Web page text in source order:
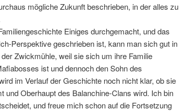
mögliche Zukunft beschrieben, in der alles zu
Einiges durchgemacht, und das
Perspektive geschrieben ist, kann man sich gut in
Zwickmühle, weil sie sich um ihre Familie
ist und dennoch den Sohn des
im Verlauf der Geschichte noch nicht klar, ob sie
und Oberhaupt des Balanchine-Clans wird. Ich bin
und freue mich schon auf die Fortsetzung